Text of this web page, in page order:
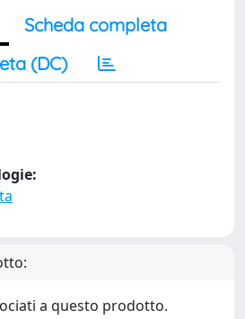
Scheda completa
(DC)
a questo prodotto.